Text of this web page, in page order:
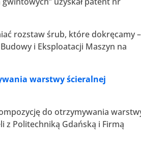
rozstaw śrub, które dokręcamy –
i Eksploatacji Maszyn na
warstwy ścieralnej
do otrzymywania
z Politechniką Gdańską i Firmą